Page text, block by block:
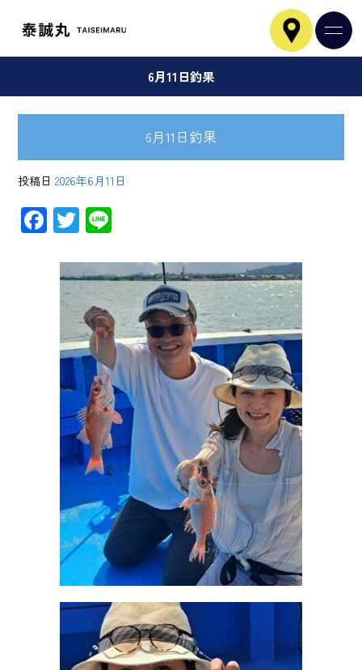
6月11日釣果
6月11日釣果
投稿日 2026年6月11日
F
e
b
ok
T
tt
er